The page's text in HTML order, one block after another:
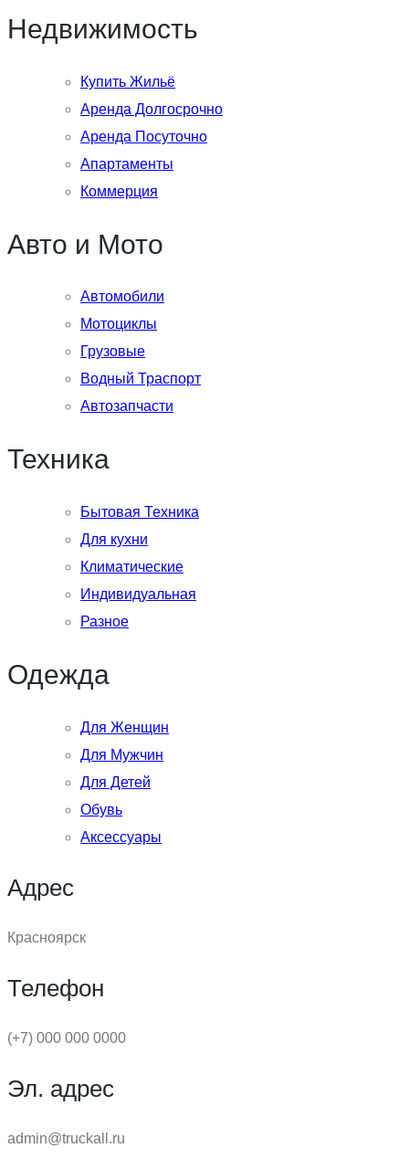
Недвижимость
Купить Жильё
Аренда Долгосрочно
Аренда Посуточно
Апартаменты
Коммерция
Авто и Мото
Автомобили
Мотоциклы
Грузовые
Водный Траспорт
Автозапчасти
Техника
Бытовая Техника
Для кухни
Климатические
Индивидуальная
Разное
Одежда
Для Женщин
Для Мужчин
Для Детей
Обувь
Аксессуары
Адрес
Красноярск
Телефон
(+7) 000 000 0000
Эл. адрес
admin@truckall.ru